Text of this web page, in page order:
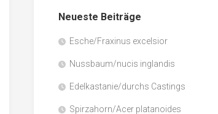
Neueste Beiträge
Esche/Fraxinus excelsior
Nussbaum/nucis inglandis
Edelkastanie/durchs Castings
Spirzahorn/Acer platanoides